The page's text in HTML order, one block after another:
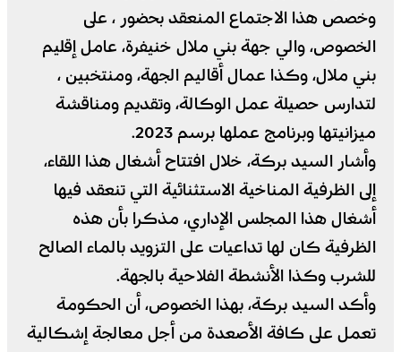
وخصص هذا الاجتماع المنعقد بحضور ، على
الخصوص، والي جهة بني ملال خنيفرة، عامل إقليم
بني ملال، وكذا عمال أقاليم الجهة، ومنتخبين ،
لتدارس حصيلة عمل الوكالة، وتقديم ومناقشة
ميزانيتها وبرنامج عملها برسم 2023.
وأشار السيد بركة، خلال افتتاح أشغال هذا اللقاء،
إلى الظرفية المناخية الاستثنائية التي تنعقد فيها
أشغال هذا المجلس الإداري، مذكرا بأن هذه
الظرفية كان لها تداعيات على التزويد بالماء الصالح
للشرب وكذا الأنشطة الفلاحية بالجهة.
وأكد السيد بركة، بهذا الخصوص، أن الحكومة
تعمل على كافة الأصعدة من أجل معالجة إشكالية